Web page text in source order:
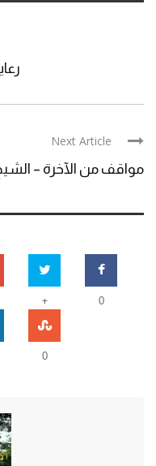
Next Article
مواقف من الآخرة –
0
+
0